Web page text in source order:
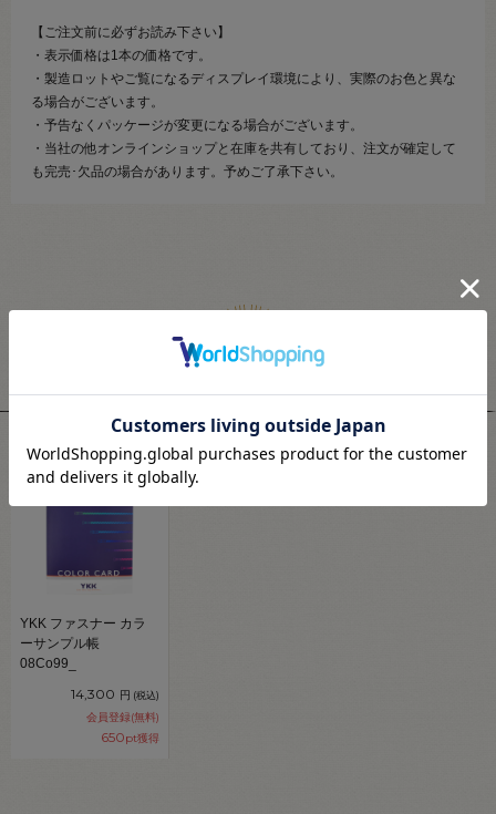
【ご注文前に必ずお読み下さい】
・表示価格は1本の価格です。
・製造ロットやご覧になるディスプレイ環境により、実際のお色と異な
る場合がございます。
・予告なくパッケージが変更になる場合がございます。
・当社の他オンラインショップと在庫を共有しており、注文が確定して
も完売･欠品の場合があります。予めご了承下さい。
YKK ファスナー カラ
ーサンプル帳
08Co99_
14,300 円 (税込)
会員登録(無料)
650pt獲得